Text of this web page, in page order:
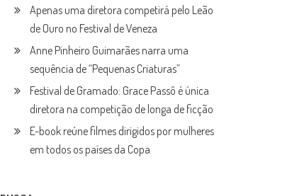
Apenas uma diretora competirá pelo Leão
de Ouro no Festival de Veneza
Anne Pinheiro Guimarães narra uma
sequência de “Pequenas Criaturas”
Festival de Gramado: Grace Passô é única
diretora na competição de longa de ficção
E-book reúne filmes dirigidos por mulheres
em todos os países da Copa